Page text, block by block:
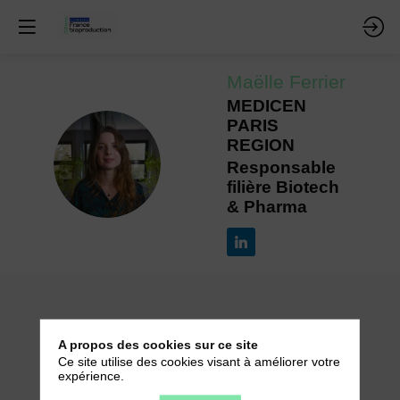
MF
Maëlle Ferrier
MEDICEN
PARIS
REGION
Responsable
filière Biotech
& Pharma
Description
Ingénieure en biotechnologies de l'ENSTBB,
Bordeaux, j'évolue à l'intersection de la science et
de la stratégie depuis plusieurs années — d'abord
A propos des cookies sur ce site
Ce site utilise des cookies visant à améliorer votre
expérience.